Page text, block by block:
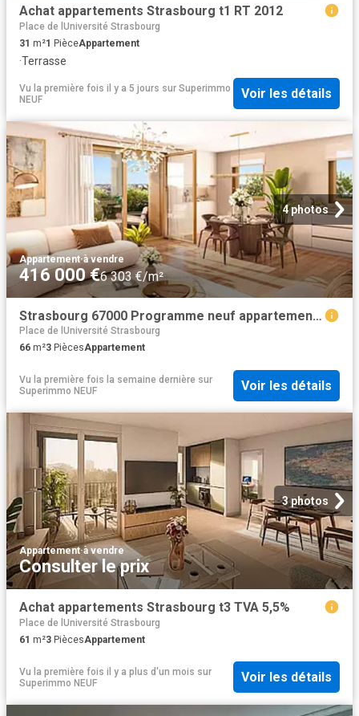
Achat appartements Strasbourg t1 RT 2012
Place de lUniversité Strasbourg
31 m²1 PièceAppartement
·Terrasse
Vu la première fois il y a 5 jours sur Superimmo
NEUF
Voir les détails
4 photos
Appartement·à vendre
416 000 €6 303 €/m²
Strasbourg 67000 Programme neuf appartement neuf à vendre t3 PTZ
Place de lUniversité Strasbourg
66 m²3 PiècesAppartement
Vu la première fois la semaine dernière sur
Superimmo NEUF
Voir les détails
3 photos
Appartement·à vendre
Consulter le prix
Achat appartements Strasbourg t3 TVA 5,5%
Place de lUniversité Strasbourg
61 m²3 PiècesAppartement
Vu la première fois il y a plus d'un mois sur
Superimmo NEUF
Voir les détails